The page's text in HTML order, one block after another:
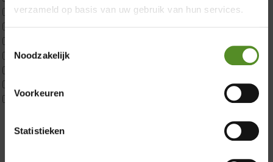
verzameld op basis van uw gebruik van hun services.
Toestemmingsselectie
Noodzakelijk
Voorkeuren
Statistieken
p350 1 Pers
P650 1 pers
Toppers
1 persoon
Showroom Breda
Vrijdag 12:00 – 17:00
Zondag 12:00 – 17:00